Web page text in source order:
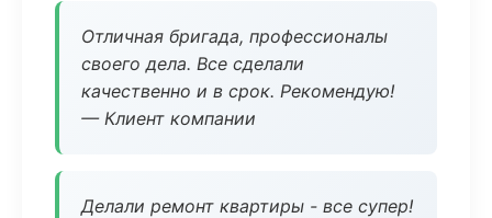
Отличная бригада, профессионалы
своего дела. Все сделали
качественно и в срок. Рекомендую!
— Клиент компании
Делали ремонт квартиры - все супер!